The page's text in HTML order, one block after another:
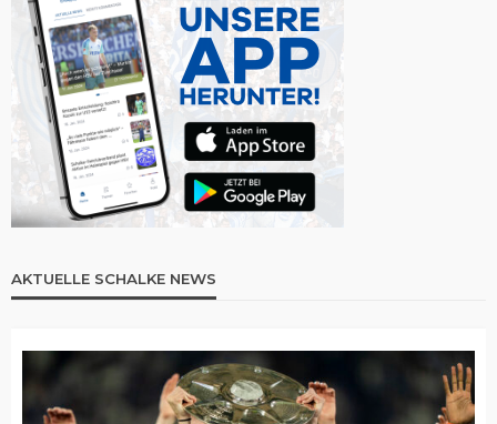
AKTUELLE SCHALKE NEWS